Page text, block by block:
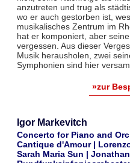
anzutreten und trug als
wo er auch gestorben ist,
musikalisches Zentrum im
hat er komponiert, aber
vergessen. Aus dieser
Musik herausholen, zwei
Symphonien sind hier
»zur
Igor Markevitch
Concerto for Piano and
Cantique d'Amour |
Sarah Maria Sun |